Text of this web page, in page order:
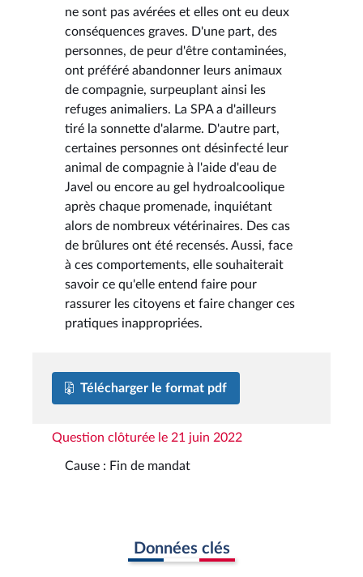
ne sont pas avérées et elles ont eu deux
conséquences graves. D'une part, des
personnes, de peur d'être contaminées,
ont préféré abandonner leurs animaux
de compagnie, surpeuplant ainsi les
refuges animaliers. La SPA a d'ailleurs
tiré la sonnette d'alarme. D'autre part,
certaines personnes ont désinfecté leur
animal de compagnie à l'aide d'eau de
Javel ou encore au gel hydroalcoolique
après chaque promenade, inquiétant
alors de nombreux vétérinaires. Des cas
de brûlures ont été recensés. Aussi, face
à ces comportements, elle souhaiterait
savoir ce qu'elle entend faire pour
rassurer les citoyens et faire changer ces
pratiques inappropriées.
Télécharger le format pdf
Question clôturée le 21 juin 2022
Cause : Fin de mandat
Données clés